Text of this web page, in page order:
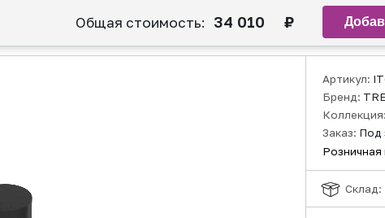
Общая стоимость: 34 010 ₽
Артикул:
Бренд:
Коллекция:
Заказ: Под
Розничная
Склад: